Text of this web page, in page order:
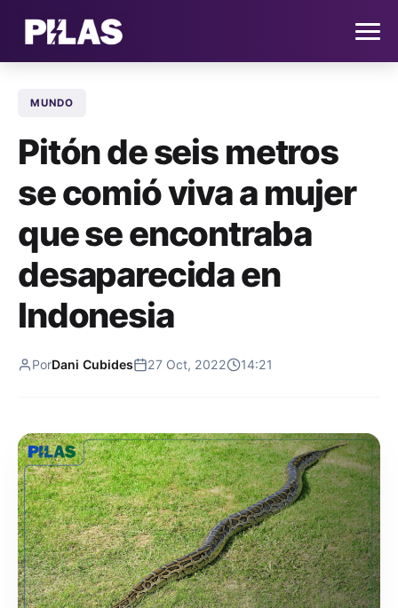
NOTICIAS
QUIÉNES SOMOS
CONTACTO
SUSCRÍBETE
MUNDO
Pitón de seis metros
se comió viva a mujer
que se encontraba
desaparecida en
Indonesia
PorDani Cubides 27 Oct, 2022 14:21